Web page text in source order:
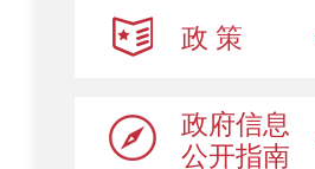
政 策
政府信息
公开指南